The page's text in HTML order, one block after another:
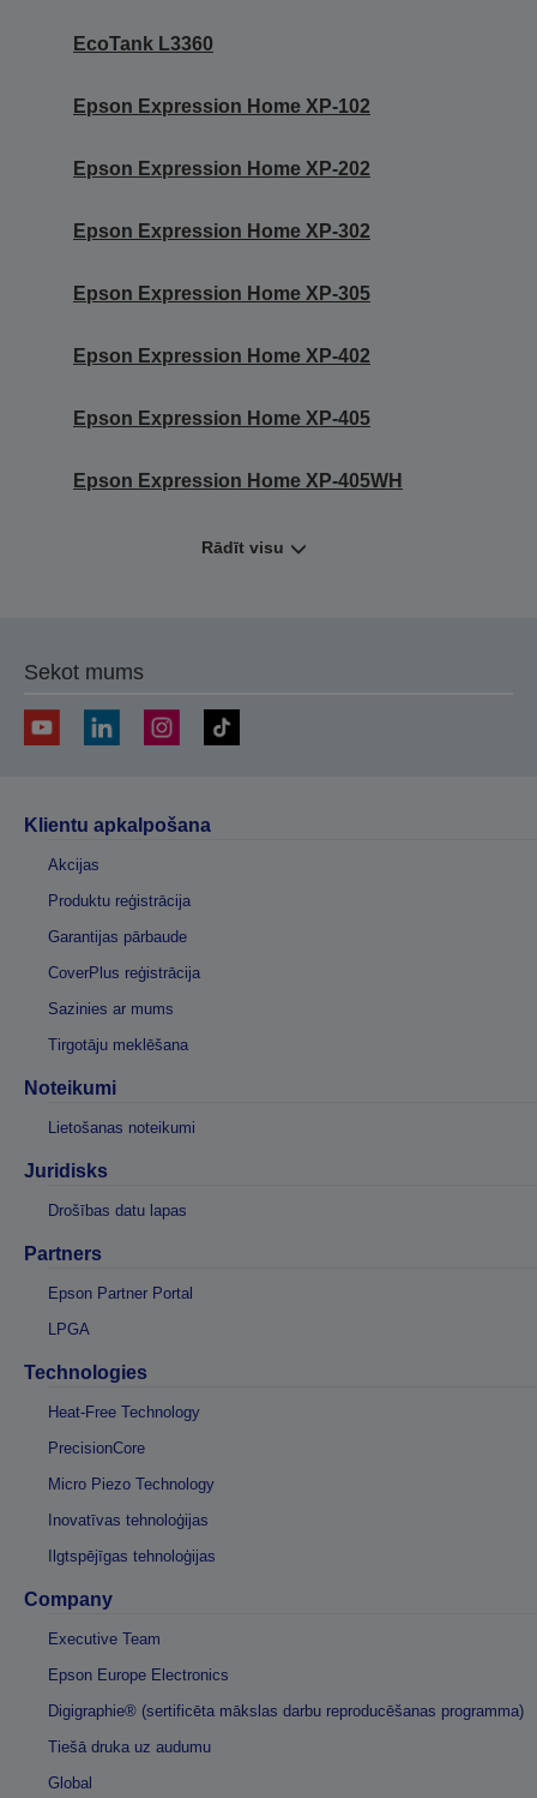
EcoTank L3360
Epson Expression Home XP-102
Epson Expression Home XP-202
Epson Expression Home XP-302
Epson Expression Home XP-305
Epson Expression Home XP-402
Epson Expression Home XP-405
Epson Expression Home XP-405WH
Rādīt visu
Sekot mums
Klientu apkalpošana
Akcijas
Produktu reģistrācija
Garantijas pārbaude
CoverPlus reģistrācija
Sazinies ar mums
Tirgotāju meklēšana
Noteikumi
Lietošanas noteikumi
Juridisks
Drošības datu lapas
Partners
Epson Partner Portal
LPGA
Technologies
Heat-Free Technology
PrecisionCore
Micro Piezo Technology
Inovatīvas tehnoloģijas
Ilgtspējīgas tehnoloģijas
Company
Executive Team
Epson Europe Electronics
Digigraphie® (sertificēta mākslas darbu reproducēšanas programma)
Tiešā druka uz audumu
Global